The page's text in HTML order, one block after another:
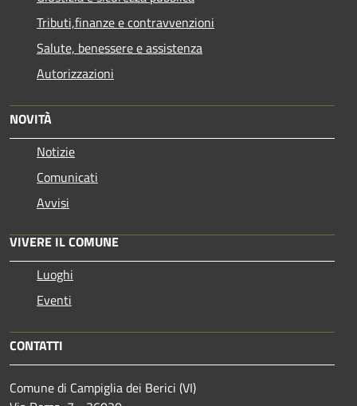
Tributi,finanze e contravvenzioni
Salute, benessere e assistenza
Autorizzazioni
NOVITÀ
Notizie
Comunicati
Avvisi
VIVERE IL COMUNE
Luoghi
Eventi
CONTATTI
Comune di Campiglia dei Berici (VI)